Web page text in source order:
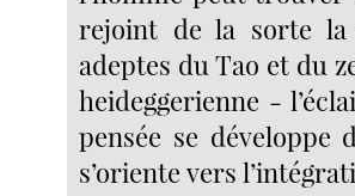
rejoint de la sorte
adeptes du Tao et du
heideggerienne -
pensée se développe
s’oriente vers